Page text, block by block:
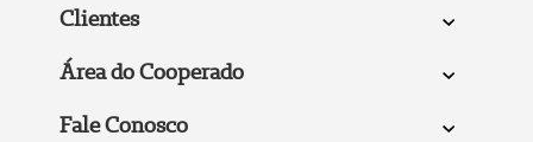
Clientes
Área do Cooperado
Fale Conosco